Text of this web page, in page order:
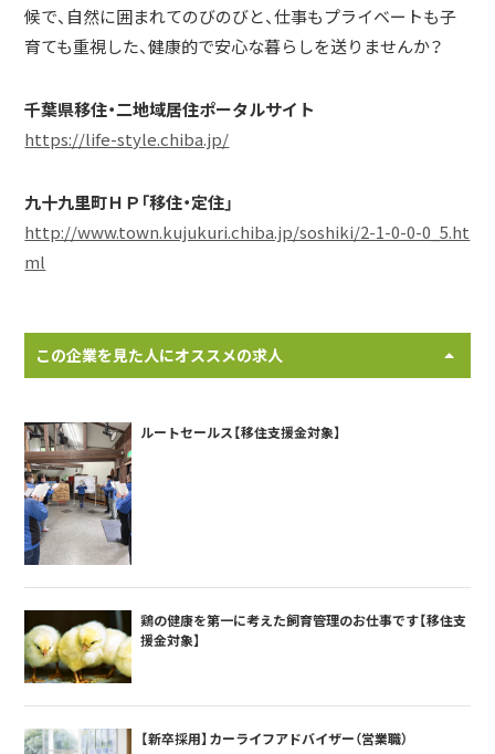
候で、自然に囲まれてのびのびと、仕事もプライベートも子
育ても重視した、健康的で安心な暮らしを送りませんか？
千葉県移住・二地域居住ポータルサイト
https://life-style.chiba.jp/
九十九里町ＨＰ「移住・定住」
http://www.town.kujukuri.chiba.jp/soshiki/2-1-0-0-0_5.ht
ml
この企業を見た人にオススメの求人
ルートセールス【移住支援金対象】
鶏の健康を第一に考えた飼育管理のお仕事です【移住支
援金対象】
【新卒採用】カーライフアドバイザー（営業職）